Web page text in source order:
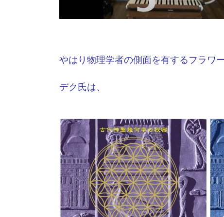
やはり物理学者の側面を有するフラワ
デク氏は、